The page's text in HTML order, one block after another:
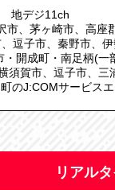
地デジ11ch
市、茅ヶ崎市、高座
逗子市、秦野市、
・開成町・南足柄(一
須賀市、逗子市、三
のJ:COMサービス
リアル